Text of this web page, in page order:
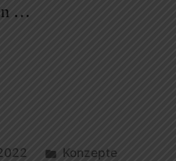
…
Konzepte